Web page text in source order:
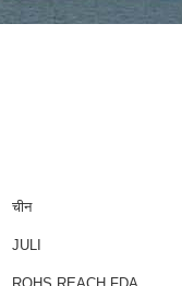
चीन
JULI